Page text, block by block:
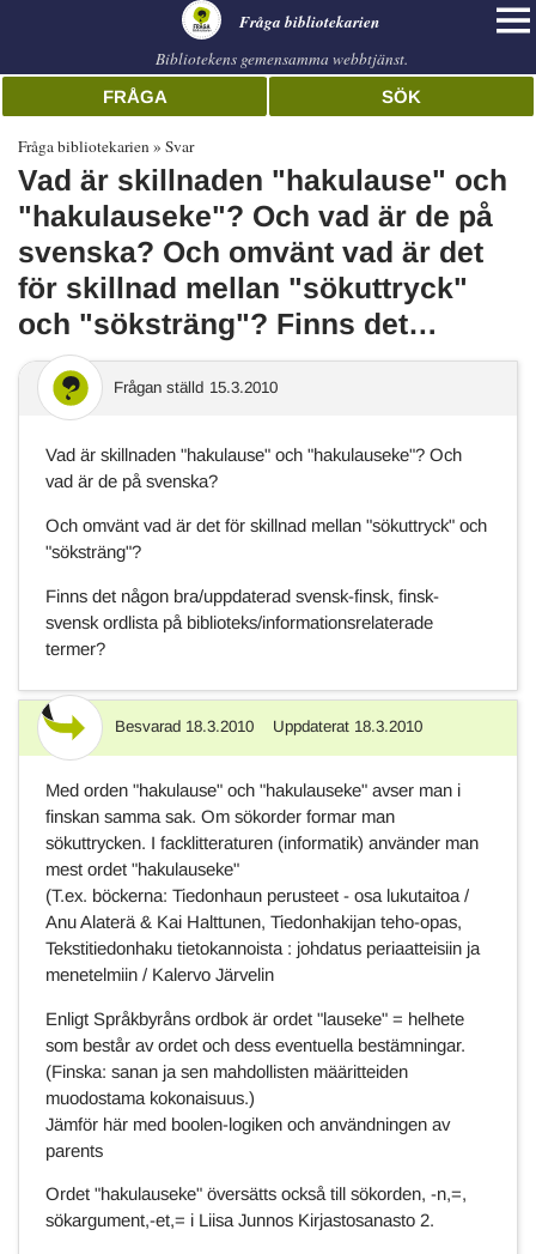
Fråga bibliotekarien
Bibliotekens gemensamma webbtjänst.
FRÅGA SÖK
Fråga bibliotekarien Svar
Vad är skillnaden "hakulause" och
"hakulauseke"? Och vad är de på
svenska? Och omvänt vad är det
för skillnad mellan "sökuttryck"
och "söksträng"? Finns det…
Frågan ställd 15.3.2010
Vad är skillnaden "hakulause" och "hakulauseke"? Och
vad är de på svenska?
Och omvänt vad är det för skillnad mellan "sökuttryck" och
"söksträng"?
Finns det någon bra/uppdaterad svensk-finsk, finsk-
svensk ordlista på biblioteks/informationsrelaterade
termer?
Svar Besvarad 18.3.2010 Uppdaterat 18.3.2010
Med orden "hakulause" och "hakulauseke" avser man i
finskan samma sak. Om sökorder formar man
sökuttrycken. I facklitteraturen (informatik) använder man
mest ordet "hakulauseke"
(T.ex. böckerna: Tiedonhaun perusteet - osa lukutaitoa /
Anu Alaterä & Kai Halttunen, Tiedonhakijan teho-opas,
Tekstitiedonhaku tietokannoista : johdatus periaatteisiin ja
menetelmiin / Kalervo Järvelin
Enligt Språkbyråns ordbok är ordet "lauseke" = helhete
som består av ordet och dess eventuella bestämningar.
(Finska: sanan ja sen mahdollisten määritteiden
muodostama kokonaisuus.)
Jämför här med boolen-logiken och användningen av
parents
Ordet "hakulauseke" översätts också till sökorden, -n,=,
sökargument,-et,= i Liisa Junnos Kirjastosanasto 2.